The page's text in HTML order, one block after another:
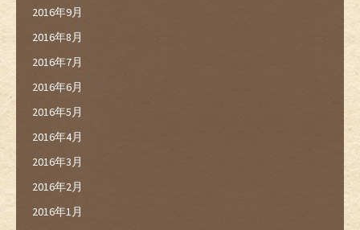
2016年9月
2016年8月
2016年7月
2016年6月
2016年5月
2016年4月
2016年3月
2016年2月
2016年1月